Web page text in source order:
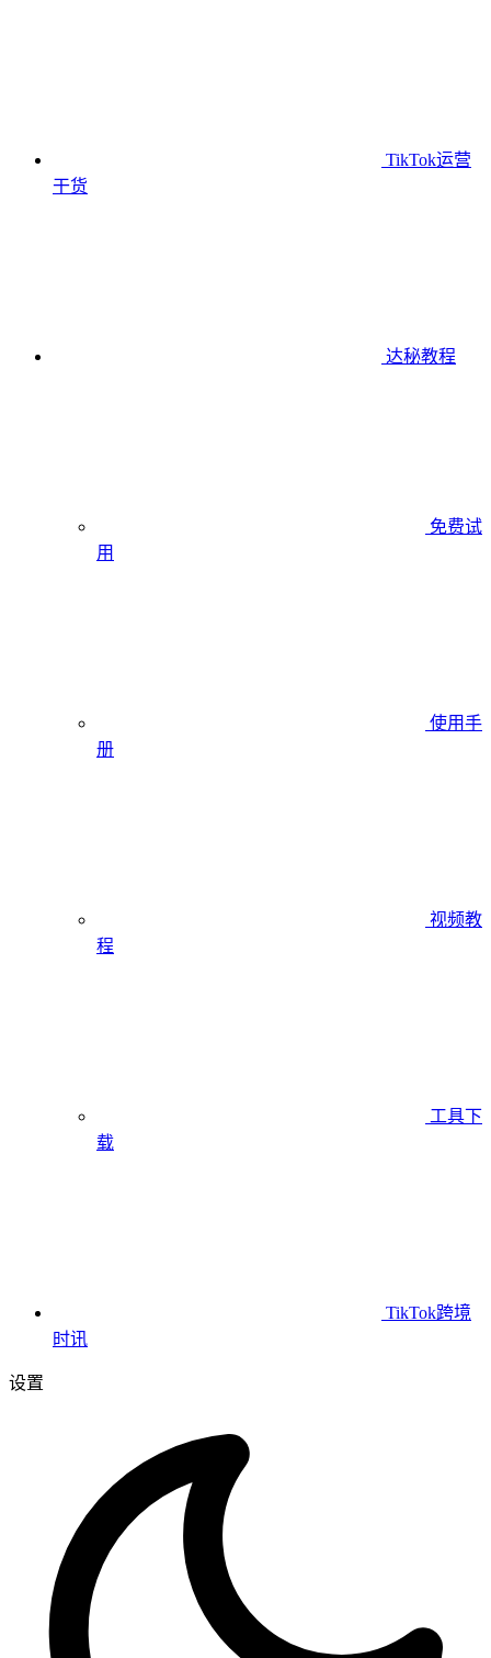
TikTok运营
干货
达秘教程
免费试
用
使用手
册
视频教
程
工具下
载
TikTok跨境
时讯
设置